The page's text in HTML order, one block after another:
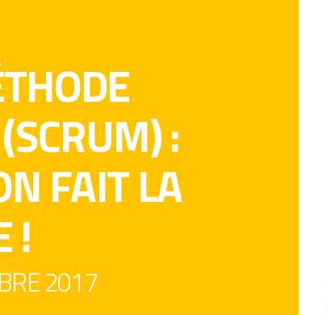
:
FAIT LA
!
2017